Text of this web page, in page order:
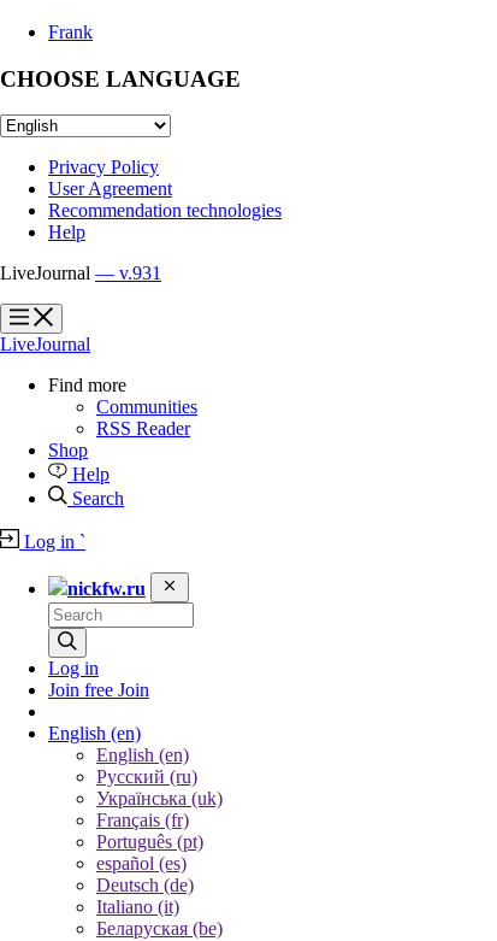
Frank
CHOOSE LANGUAGE
Privacy Policy
User Agreement
Recommendation technologies
Help
LiveJournal — v.931
?
?
LiveJournal
Find more
Communities
RSS Reader
Shop
Help
Search
Log in `
nickfw.ru
Log in
Join free Join
English (en)
English (en)
Русский (ru)
Українська (uk)
Français (fr)
Português (pt)
español (es)
Deutsch (de)
Italiano (it)
Беларуская (be)